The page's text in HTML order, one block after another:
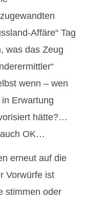
Affäre“ Tag
was das Zeug
wenn – wen
Erwartung
hätte?…
OK…
erneut auf die
Vorwürfe ist
stimmen oder